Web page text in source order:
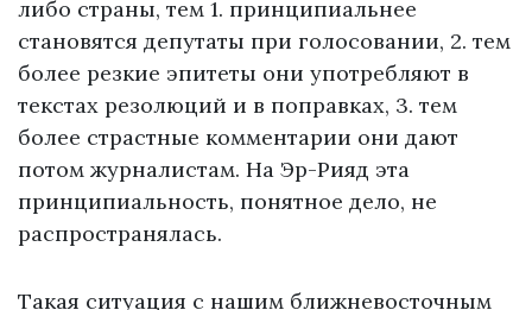
либо страны, тем 1. принципиальнее
становятся депутаты при голосовании, 2. тем
более резкие эпитеты они употребляют в
текстах резолюций и в поправках, 3. тем
более страстные комментарии они дают
потом журналистам. На Эр-Рияд эта
принципиальность, понятное дело, не
распространялась.
Такая ситуация с нашим ближневосточным